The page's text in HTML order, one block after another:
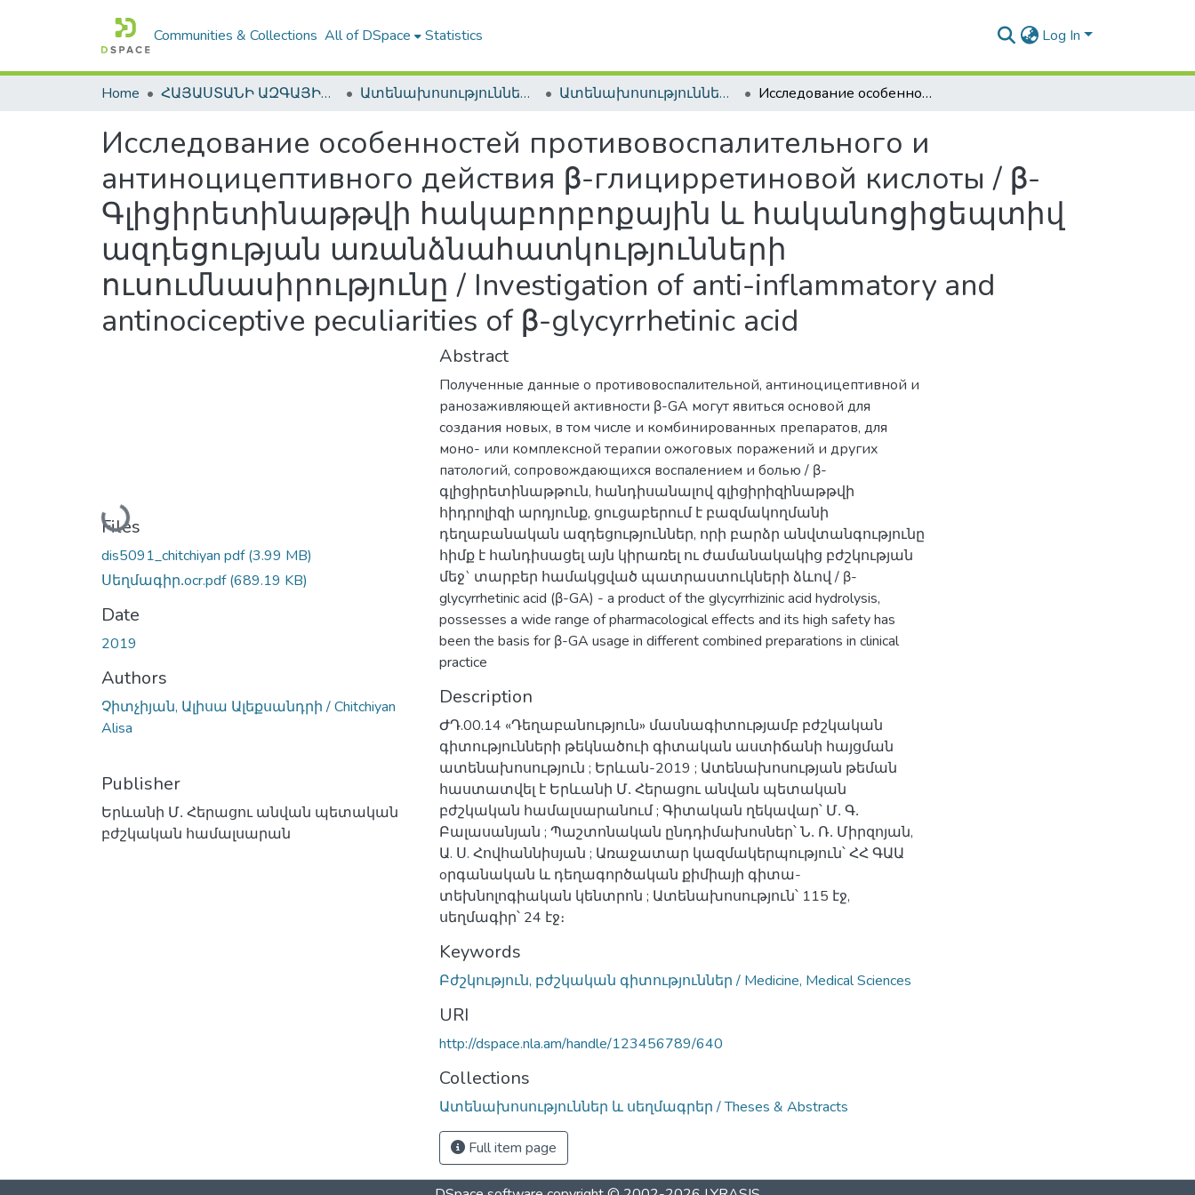
Communities & Collections All of DSpace Statistics Log In
Home ՀԱՅԱՍՏԱՆԻ ԱԶԳԱՅԻՆ ԳՐԱԴԱՐԱՆԻ ԹՎԱՅԻՆ ՊԱՀՈՑ / DIGITAL REPOSITORY OF NLA Ատենախոսություններ և սեղմագրեր / Theses & Abstracts Ատենախոսություններ և սեղմագրեր / Theses & Abstracts Исследование особенностей противовоспалительного и антиноцицептивного действия β-глицирретиновой кислоты / β-Գլիցիրետինաթթվի հակաբորբոքային և հականոցիցեպտիվ ազդեցության առանձնահատկությունների ուսումնասիրությունը / Investigation of anti-inflammatory and antinociceptive peculiarities of β-glycyrrhetinic acid
Исследование особенностей противовоспалительного и
антиноцицептивного действия β-глицирретиновой кислоты / β-
Գլիցիրետինաթթվի հակաբորբոքային և հականոցիցեպտիվ
ազդեցության առանձնահատկությունների
ուսումնասիրությունը / Investigation of anti-inflammatory and
antinociceptive peculiarities of β-glycyrrhetinic acid
Loading...
Files
dis5091_chitchiyan pdf(3.99 MB)
Սեղմագիր․ocr.pdf(689.19 KB)
Date
2019
Authors
Չիտչիյան, Ալիսա Ալեքսանդրի / Chitchiyan
Alisa
Publisher
Երևանի Մ․ Հերացու անվան պետական
բժշկական համալսարան
Abstract
Полученные данные о противовоспалительной, антиноцицептивной и
ранозаживляющей активности β-GA могут явиться основой для
создания новых, в том числе и комбинированных препаратов, для
моно- или комплексной терапии ожоговых поражений и других
патологий, сопровождающихся воспалением и болью / β-
գլիցիրետինաթթուն, հանդիսանալով գլիցիրիզինաթթվի
հիդրոլիզի արդյունք, ցուցաբերում է բազմակողմանի
դեղաբանական ազդեցություններ, որի բարձր անվտանգությունը
հիմք է հանդիսացել այն կիրառել ու ժամանակակից բժշկության
մեջ` տարբեր համակցված պատրաստուկների ձևով / β-
glycyrrhetinic acid (β-GA) - a product of the glycyrrhizinic acid hydrolysis,
possesses a wide range of pharmacological effects and its high safety has
been the basis for β-GA usage in different combined preparations in clinical
practice
Description
ԺԴ.00.14 «Դեղաբանություն» մասնագիտությամբ բժշկական
գիտությունների թեկնածուի գիտական աստիճանի հայցման
ատենախոսություն ; Երևան-2019 ; Ատենախոսության թեման
հաստատվել է Երևանի Մ․ Հերացու անվան պետական
բժշկական համալսարանում ; Գիտական ղեկավար՝ Մ․ Գ․
Բալասանյան ; Պաշտոնական ընդդիմախոսներ՝ Ն․ Ռ․ Միրզոյան,
Ա. Ս. Հովհաննիսյան ; Առաջատար կազմակերպություն՝ ՀՀ ԳԱԱ
oրգանական և դեղագործական քիմիայի գիտա-
տեխնոլոգիական կենտրոն ; Ատենախոսություն՝ 115 էջ,
սեղմագիր՝ 24 էջ։
Keywords
Բժշկություն, բժշկական գիտություններ / Medicine, Medical Sciences
URI
http://dspace.nla.am/handle/123456789/640
Collections
Ատենախոսություններ և սեղմագրեր / Theses & Abstracts
Full item page